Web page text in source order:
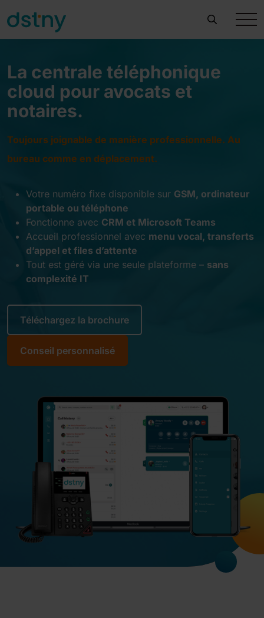
La centrale téléphonique
cloud pour avocats et
notaires.
Toujours joignable de manière professionnelle. Au
bureau comme en déplacement.
Votre numéro fixe disponible sur GSM, ordinateur
portable ou téléphone
Fonctionne avec CRM et Microsoft Teams
Accueil professionnel avec menu vocal, transferts
d’appel et files d’attente
Tout est géré via une seule plateforme – sans
complexité IT
Téléchargez la brochure
Conseil personnalisé